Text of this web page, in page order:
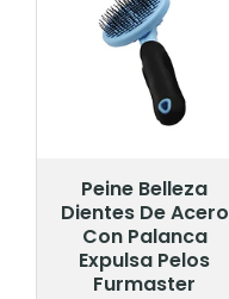
Peine Belleza
Dientes De Acero
Con Palanca
Expulsa Pelos
Furmaster